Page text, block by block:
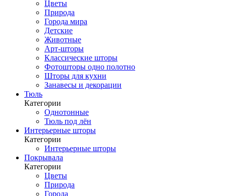
Цветы
Природа
Города мира
Детские
Животные
Арт-шторы
Классические шторы
Фотошторы одно полотно
Шторы для кухни
Занавесы и декорации
Тюль
Категории
Однотонные
Тюль под лён
Интерьерные шторы
Категории
Интерьерные шторы
Покрывала
Категории
Цветы
Природа
Города